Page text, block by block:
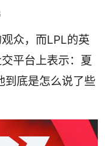
众，而LPL的英
平台上表示：夏
到底是怎么说了些